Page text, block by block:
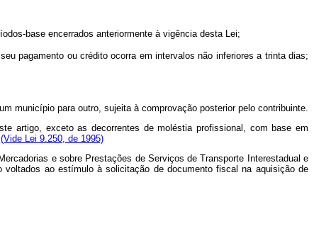
base encerrados anteriormente à vigência desta Lei;
pagamento ou crédito ocorra em intervalos não inferiores a trinta dias;
município para outro, sujeita à comprovação posterior pelo contribuinte.
artigo, exceto as decorrentes de moléstia profissional, com base em
(Vide Lei 9.250, de 1995)
e sobre Prestações de Serviços de Transporte Interestadual e
ao estímulo à solicitação de documento fiscal na aquisição de